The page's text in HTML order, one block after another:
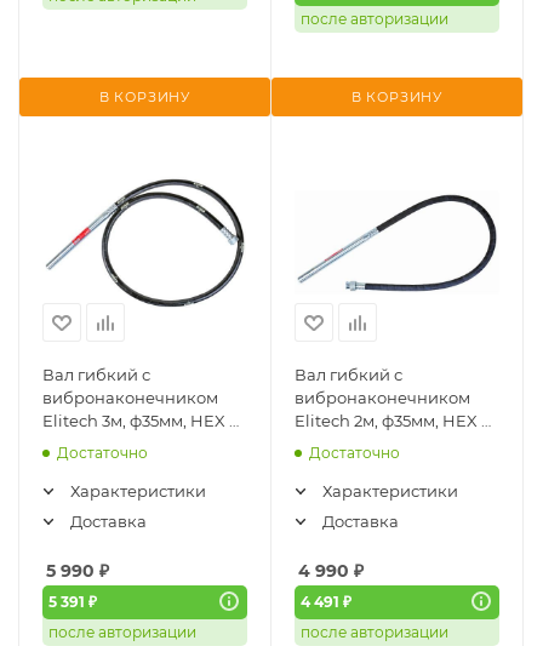
В КОРЗИНУ
после авторизации
В КОРЗИНУ
Вал гибкий с
вибронаконечником
Elitech 3м, ф35мм, HEX 8-
42х1,5мм (1220.000800)
Достаточно
Характеристики
Доставка
5 990 ₽
5 391 ₽
после авторизации
Вал гибкий с
вибронаконечником
Elitech 2м, ф35мм, HEX 8-
42х1,5мм (1220.000700)
Достаточно
Характеристики
Доставка
4 990 ₽
4 491 ₽
после авторизации